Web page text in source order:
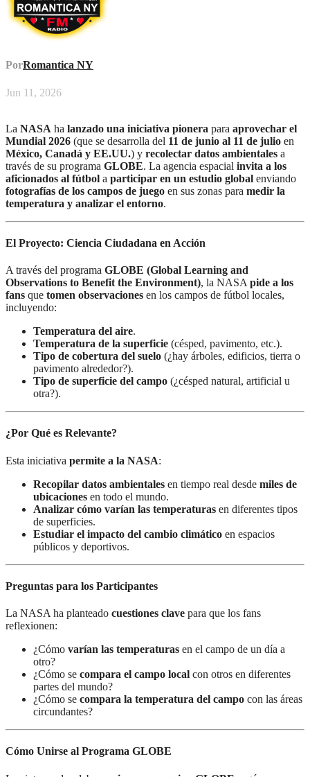
PorRomantica NY
Jun 11, 2026
La NASA ha lanzado una iniciativa pionera para aprovechar el
Mundial 2026 (que se desarrolla del 11 de junio al 11 de julio en
México, Canadá y EE.UU.) y recolectar datos ambientales a
través de su programa GLOBE. La agencia espacial invita a los
aficionados al fútbol a participar en un estudio global enviando
fotografías de los campos de juego en sus zonas para medir la
temperatura y analizar el entorno.
El Proyecto: Ciencia Ciudadana en Acción
A través del programa GLOBE (Global Learning and
Observations to Benefit the Environment), la NASA pide a los
fans que tomen observaciones en los campos de fútbol locales,
incluyendo:
Temperatura del aire.
Temperatura de la superficie (césped, pavimento, etc.).
Tipo de cobertura del suelo (¿hay árboles, edificios, tierra o
pavimento alrededor?).
Tipo de superficie del campo (¿césped natural, artificial u
otra?).
¿Por Qué es Relevante?
Esta iniciativa permite a la NASA:
Recopilar datos ambientales en tiempo real desde miles de
ubicaciones en todo el mundo.
Analizar cómo varían las temperaturas en diferentes tipos
de superficies.
Estudiar el impacto del cambio climático en espacios
públicos y deportivos.
Preguntas para los Participantes
La NASA ha planteado cuestiones clave para que los fans
reflexionen:
¿Cómo varían las temperaturas en el campo de un día a
otro?
¿Cómo se compara el campo local con otros en diferentes
partes del mundo?
¿Cómo se compara la temperatura del campo con las áreas
circundantes?
Cómo Unirse al Programa GLOBE